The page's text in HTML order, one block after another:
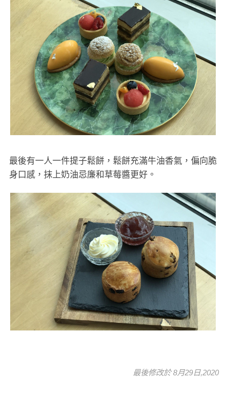
最後有一人一件提子鬆餅，鬆餅充滿牛油香氣，偏向脆
身口感，抹上奶油忌廉和草莓醬更好。
最後修改於 8月29日,2020